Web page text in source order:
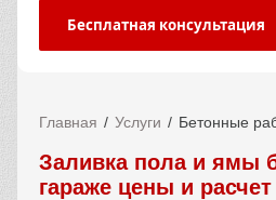
Бесплатная консультация
Главная Услуги Бетонные
Заливка пола и ямы
гараже цены и